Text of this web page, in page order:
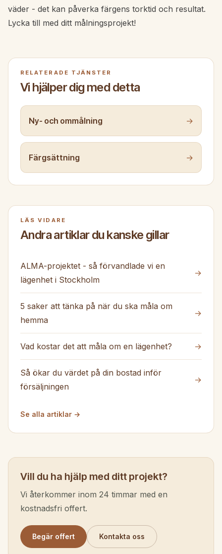
väder - det kan påverka färgens torktid och resultat.
Lycka till med ditt målningsprojekt!
RELATERADE TJÄNSTER
Vi hjälper dig med detta
Ny- och ommålning →
Färgsättning →
LÄS VIDARE
Andra artiklar du kanske gillar
ALMA-projektet - så förvandlade vi en
lägenhet i Stockholm
→
5 saker att tänka på när du ska måla om
hemma
→
Vad kostar det att måla om en lägenhet? →
Så ökar du värdet på din bostad inför
försäljningen
→
Se alla artiklar →
Vill du ha hjälp med ditt projekt?
Vi återkommer inom 24 timmar med en
kostnadsfri offert.
Begär offert Kontakta oss